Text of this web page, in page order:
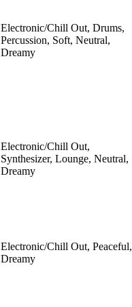
Electronic/Chill Out, Drums,
Percussion, Soft, Neutral,
Dreamy
Electronic/Chill Out,
Synthesizer, Lounge, Neutral,
Dreamy
Electronic/Chill Out, Peaceful,
Dreamy